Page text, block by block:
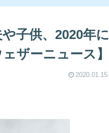
子供、2020年に
ザーニュース】
2020.01.15